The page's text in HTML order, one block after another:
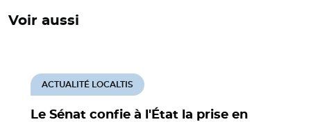
Voir aussi
Le Sénat confie à l'État la prise en
ACTUALITÉ LOCALTIS